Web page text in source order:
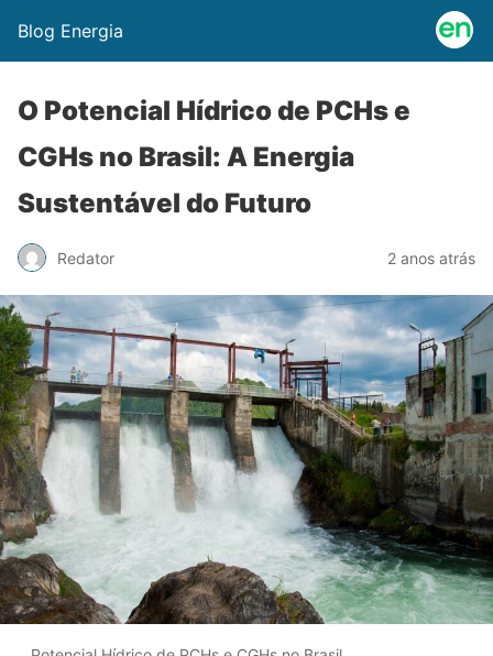
Blog Energia
O Potencial Hídrico de PCHs e
CGHs no Brasil: A Energia
Sustentável do Futuro
Redator 2 anos atrás